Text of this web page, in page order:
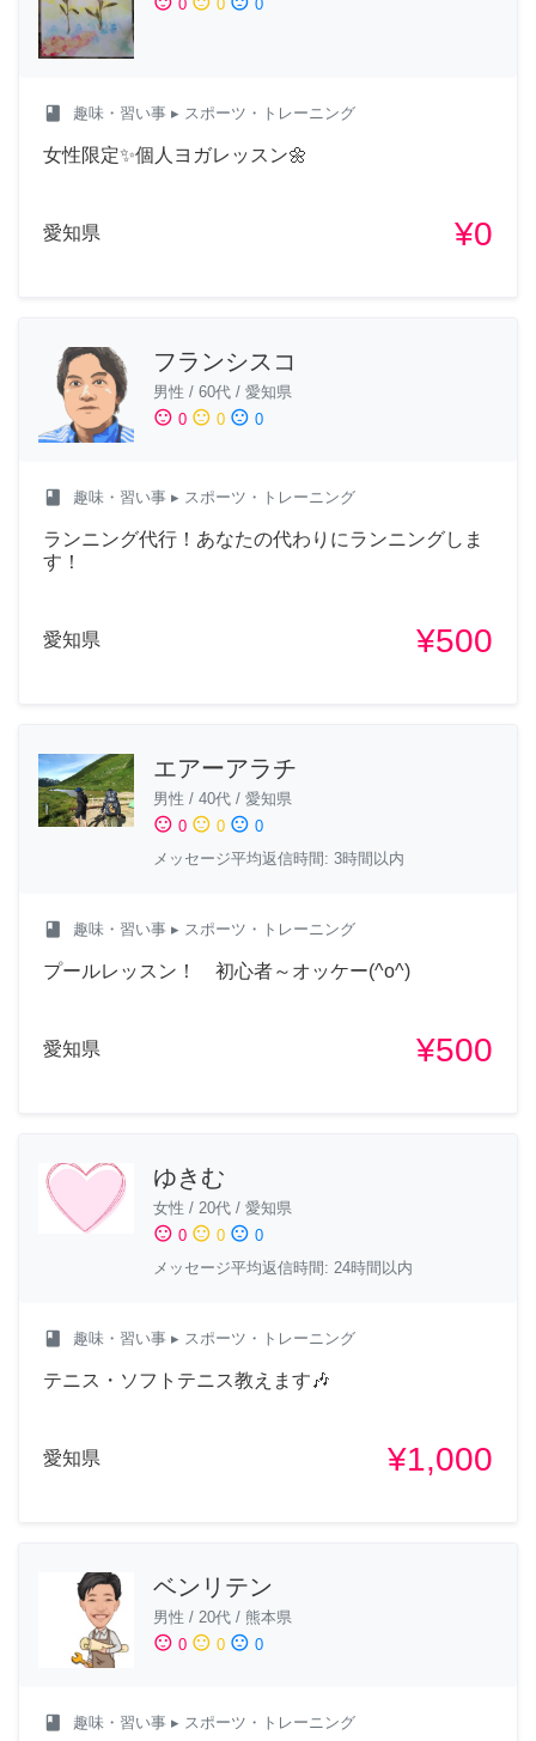
0 0 0
class 趣味・習い事 ▸ スポーツ・トレーニング
女性限定✨個人ヨガレッスン🌼
愛知県 ¥0
フランシスコ
男性 / 60代 / 愛知県
sentiment_satisfied 0 sentiment_neutral 0 sentiment_dissatisfied 0
class 趣味・習い事 ▸ スポーツ・トレーニング
ランニング代行！あなたの代わりにランニングしま
す！
愛知県 ¥500
エアーアラチ
男性 / 40代 / 愛知県
sentiment_satisfied 0 sentiment_neutral 0 sentiment_dissatisfied 0
メッセージ平均返信時間: 3時間以内
class 趣味・習い事 ▸ スポーツ・トレーニング
プールレッスン！ 初心者～オッケー(^o^)
愛知県 ¥500
ゆきむ
女性 / 20代 / 愛知県
sentiment_satisfied 0 sentiment_neutral 0 sentiment_dissatisfied 0
メッセージ平均返信時間: 24時間以内
class 趣味・習い事 ▸ スポーツ・トレーニング
テニス・ソフトテニス教えます🎶
愛知県 ¥1,000
ベンリテン
男性 / 20代 / 熊本県
sentiment_satisfied 0 sentiment_neutral 0 sentiment_dissatisfied 0
class 趣味・習い事 ▸ スポーツ・トレーニング